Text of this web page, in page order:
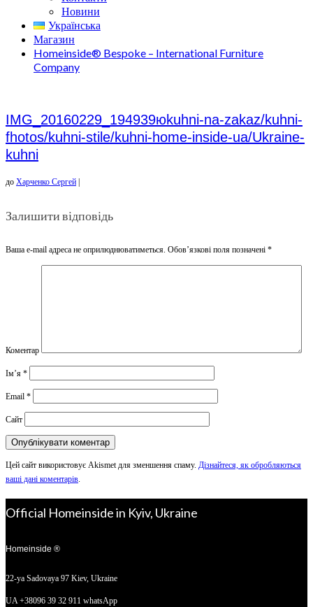
Новини
Українська
Магазин
Homeinside® Bespoke – International Furniture
Company
IMG_20160229_194939юkuhni-na-zakaz/kuhni-
fhotos/kuhni-stile/kuhni-home-inside-ua/Ukraine-
kuhni
до Харченко Сергей
Залишити відповідь
Ваша e-mail адреса не оприлюднюватиметься. Обов’язкові поля позначені *
Коментар
Ім’я *
Email *
Сайт
Цей сайт використовує Akismet для зменшення спаму. Дізнайтеся, як обробляються
ваші дані коментарів.
Official Homeinside in Kyiv, Ukraine
Homeinside ®
22-ya Sadovaya 97 Kiev, Ukraine
UA +38096 39 32 911 whatsApp